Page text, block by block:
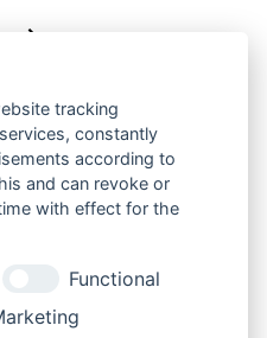
tracking
constantly
according to
and can revoke or
with effect for the
Functional